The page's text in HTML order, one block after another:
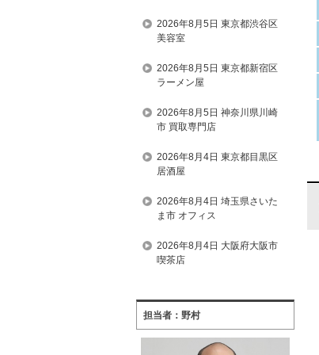
2026年8月5日 東京都渋谷区
美容室
2026年8月5日 東京都新宿区
ラーメン屋
2026年8月5日 神奈川県川崎
市 買取専門店
2026年8月4日 東京都目黒区
居酒屋
2026年8月4日 埼玉県さいた
ま市 オフィス
2026年8月4日 大阪府大阪市
喫茶店
担当者：野村